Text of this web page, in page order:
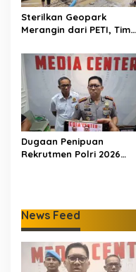
Sterilkan Geopark
Merangin dari PETI, Tim
Rakit Tambang Ilegal
Dugaan Penipuan
Rekrutmen Polri 2026
News Feed